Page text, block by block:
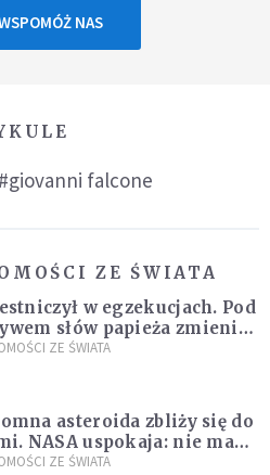
NAS
#giovanni falcone
ZE ŚWIATA
w egzekucjach. Pod
słów papieża zmienił
ZE ŚWIATA
asteroida zbliży się do
NASA uspokaja: nie ma
ZE ŚWIATA